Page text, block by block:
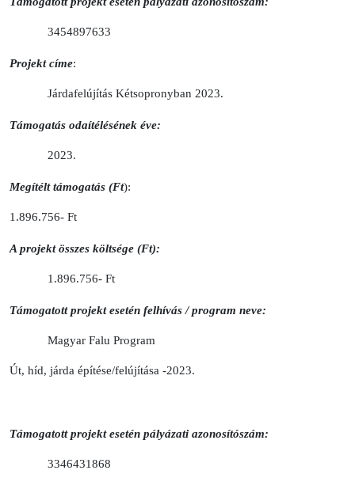
3454897633
Projekt címe:
Járdafelújítás Kétsopronyban 2023.
Támogatás odaítélésének éve:
2023.
Megítélt támogatás (Ft):
1.896.756- Ft
A projekt összes költsége (Ft):
1.896.756- Ft
Támogatott projekt esetén felhívás / program neve:
Magyar Falu Program
Út, híd, járda építése/felújítása -2023.
Támogatott projekt esetén pályázati azonosítószám:
3346431868